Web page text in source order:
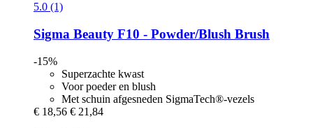
5.0 (1)
Sigma Beauty F10 -​ Powder/Blush Brush
-15%
Superzachte kwast
Voor poeder en blush
Met schuin afgesneden SigmaTech®-vezels
€ 18,56 € 21,84